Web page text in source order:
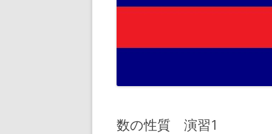
数の性質 演習1